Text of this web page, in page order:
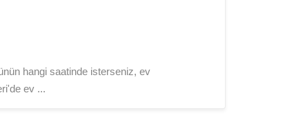
hangi saatinde isterseniz, ev
ev ...